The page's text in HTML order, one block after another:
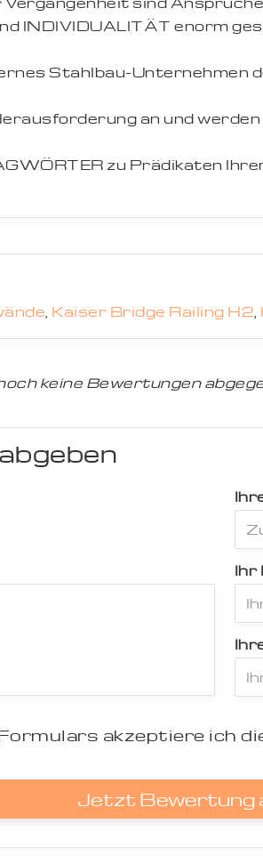
INDIVIDUALITÄT enorm
Stahlbau-Unternehmen
an und werden
zu Prädikaten
, Kaiser Bridge Railing H2,
keine Bewertungen
Ihr
akzeptiere ich
Jetzt Bewertung